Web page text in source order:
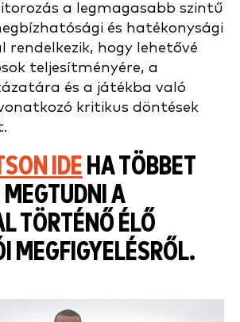
a legmagasabb szintű
és hatékonysági
rendelkezik, hogy lehetővé
teljesítményére, a
és a játékba való
kritikus döntések
IDE HA TÖBBET
A
TÖRTÉNŐ ÉLŐ
MEGFIGYELÉSRŐL.